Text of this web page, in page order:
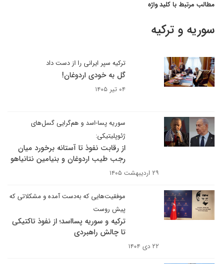
مطالب مرتبط با کلید واژه
سوریه و ترکیه
ترکیه سپر ایرانی را از دست داد
گل به خودی اردوغان!
۰۴ تیر ۱۴۰۵
سوریه پسا-اسد و هم‌گرایی گسل‌های
ژئوپلیتیکی:
از رقابت نفوذ تا آستانه برخورد میان
رجب طیب اردوغان و بنیامین نتانیاهو
۲۹ اردیبهشت ۱۴۰۵
موفقیت‌هایی که به‌دست آمده و مشکلاتی که
پیش روست
ترکیه و سوریه پسااسد؛ از نفوذ تاکتیکی
تا چالش راهبردی
۲۲ دی ۱۴۰۴